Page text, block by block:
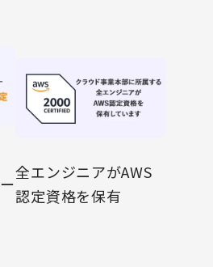
全エンジニアがAWS
認定資格を保有